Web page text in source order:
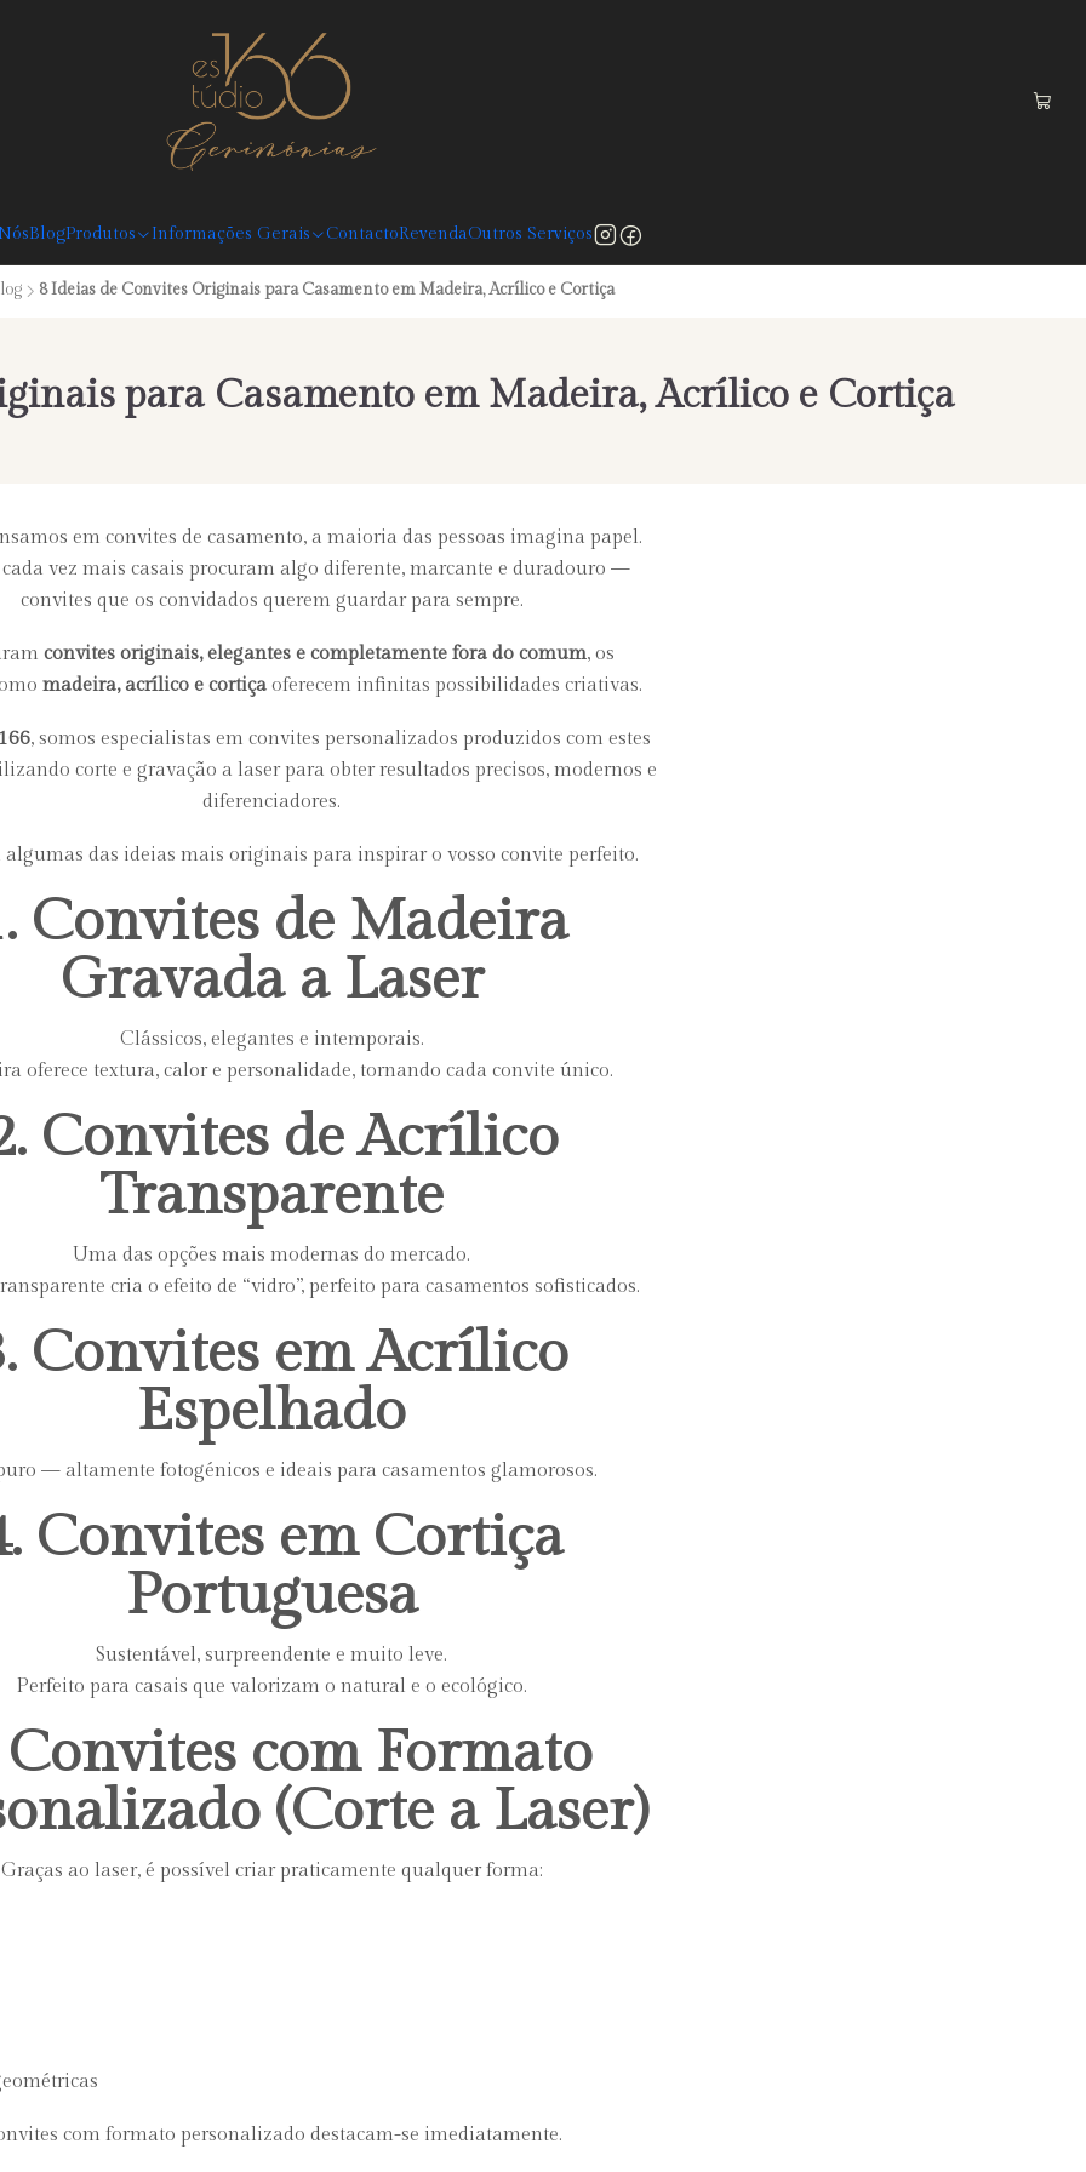
BlogProdutos Informações Gerais ContactoRevendaOutros Serviços
8 Ideias de Convites Originais para Casamento em Madeira, Acrílico e Cortiça
para Casamento em Madeira, Acrílico e Cortiça
em convites de casamento, a maioria das pessoas imagina papel.
vez mais casais procuram algo diferente, marcante e duradouro —
convites que os convidados querem guardar para sempre.
convites originais, elegantes e completamente fora do comum, os
madeira, acrílico e cortiça oferecem infinitas possibilidades criativas.
, somos especialistas em convites personalizados produzidos com estes
corte e gravação a laser para obter resultados precisos, modernos e
diferenciadores.
das ideias mais originais para inspirar o vosso convite perfeito.
Convites de Madeira
Gravada a Laser
Clássicos, elegantes e intemporais.
oferece textura, calor e personalidade, tornando cada convite único.
Convites de Acrílico
Transparente
Uma das opções mais modernas do mercado.
cria o efeito de “vidro”, perfeito para casamentos sofisticados.
Convites em Acrílico
Espelhado
— altamente fotogénicos e ideais para casamentos glamorosos.
Convites em Cortiça
Portuguesa
Sustentável, surpreendente e muito leve.
Perfeito para casais que valorizam o natural e o ecológico.
Convites com Formato
(Corte a Laser)
Graças ao laser, é possível criar praticamente qualquer forma:
com formato personalizado destacam-se imediatamente.